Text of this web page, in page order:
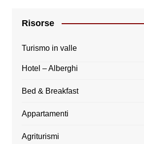
Risorse
Turismo in valle
Hotel – Alberghi
Bed & Breakfast
Appartamenti
Agriturismi